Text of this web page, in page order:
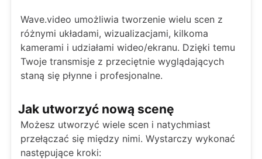
Wave.video umożliwia tworzenie wielu scen z
różnymi układami, wizualizacjami, kilkoma
kamerami i udziałami wideo/ekranu. Dzięki temu
Twoje transmisje z przeciętnie wyglądających
staną się płynne i profesjonalne.
Jak utworzyć nową scenę
Możesz utworzyć wiele scen i natychmiast
przełączać się między nimi. Wystarczy wykonać
następujące kroki: